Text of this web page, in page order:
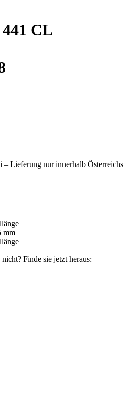
CL
– Lieferung nur innerhalb Österreichs
mm
nicht? Finde sie jetzt heraus: